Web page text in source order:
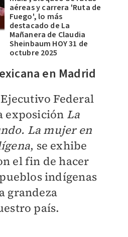
aéreas y carrera 'Ruta de
Fuego', lo más
destacado de La
Mañanera de Claudia
Sheinbaum HOY 31 de
octubre 2025
en Madrid
Federal
exposición La
La mujer en
, se exhibe
el fin de hacer
indígenas
grandeza
país.